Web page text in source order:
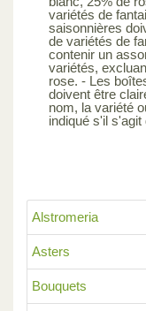
Alstromeria
Asters
Bouquets
variétés de
saisonnières
de variétés de
contenir un
variétés,
rose. - Les
doivent être
nom, la variété
indiqué s'il